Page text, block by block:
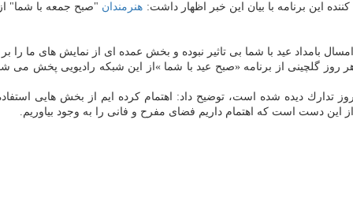
این برنامه با بیان این خبر اظهار داشت: هنرمندان
بامداد عید با شما بی تاثیر نبوده و بخش عمده ای از نمایش های ما را
گلچینی از برنامه «صبح عید با شما »از این شبكه رادیویی پخش می شود
تدارك دیده شده است، توضیح داد: اهتمام كرده ایم از بخش هایی
دست است كه اهتمام داریم فضای مفرح و فانی را به وجود بیاوریم.